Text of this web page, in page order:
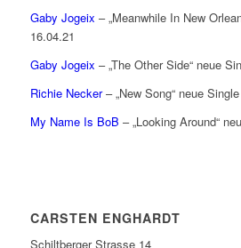
Gaby Jogeix – „Meanwhile In New
16.04.21
Gaby Jogeix – „The Other Side“ neue
Richie Necker– „New Song“ neue
My Name Is BoB – „Looking Around“
CARSTEN ENGHARDT
Schiltberger Strasse 14